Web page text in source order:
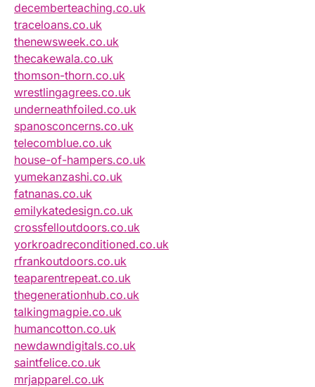
decemberteaching.co.uk
traceloans.co.uk
thenewsweek.co.uk
thecakewala.co.uk
thomson-thorn.co.uk
wrestlingagrees.co.uk
underneathfoiled.co.uk
spanosconcerns.co.uk
telecomblue.co.uk
house-of-hampers.co.uk
yumekanzashi.co.uk
fatnanas.co.uk
emilykatedesign.co.uk
crossfelloutdoors.co.uk
yorkroadreconditioned.co.uk
rfrankoutdoors.co.uk
teaparentrepeat.co.uk
thegenerationhub.co.uk
talkingmagpie.co.uk
humancotton.co.uk
newdawndigitals.co.uk
saintfelice.co.uk
mrjapparel.co.uk